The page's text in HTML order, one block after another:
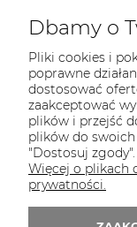
Dbamy o
Pliki cookies i
poprawne
dostosować
zaakceptować
plików i przejść
plików do
"Dostosuj zgody".
Więcej o plikach
prywatności.